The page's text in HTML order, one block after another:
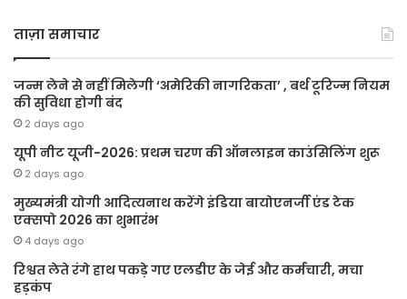
ताज़ा समाचार
जन्म लेने से नहीं मिलेगी ‘अमेरिकी नागरिकता’ , बर्थ टूरिज्म नियम
की सुविधा होगी बंद
2 days ago
यूपी नीट यूजी-2026: प्रथम चरण की ऑनलाइन काउंसिलिंग शुरू
2 days ago
मुख्यमंत्री योगी आदित्यनाथ करेंगे इंडिया बायोएनर्जी एंड टेक
एक्सपो 2026 का शुभारंभ
4 days ago
रिश्वत लेते रंगे हाथ पकड़े गए एलडीए के जेई और कर्मचारी, मचा
हड़कंप